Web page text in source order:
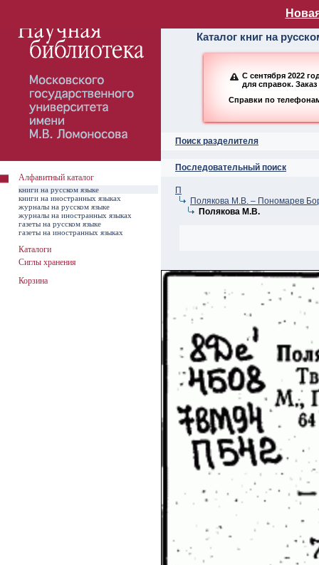
Алфавитный
Каталог книг на
С сентября 2022
для справок.
Справки по
Поиск разделителя
Последовательный поиск
П
Полякова М.В. – Пономарев
Полякова М.В.
Алфавитный каталог
книги на русском языке
книги на иностранных языках
журналы на русском языке
журналы на иностранных языках
газеты на русском языке
газеты на иностранных языках
Каталоги
Сиглы хранения
Корзина